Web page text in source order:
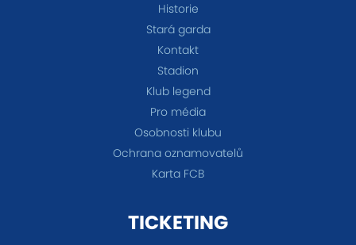
Historie
Stará garda
Kontakt
Stadion
Klub legend
Pro média
Osobnosti klubu
Ochrana oznamovatelů
Karta FCB
TICKETING